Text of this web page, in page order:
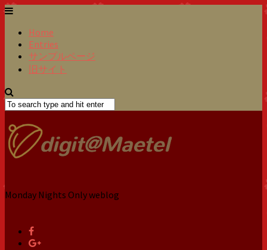
Home
Entries
サンプルページ
旧サイト
Monday Nights Only weblog